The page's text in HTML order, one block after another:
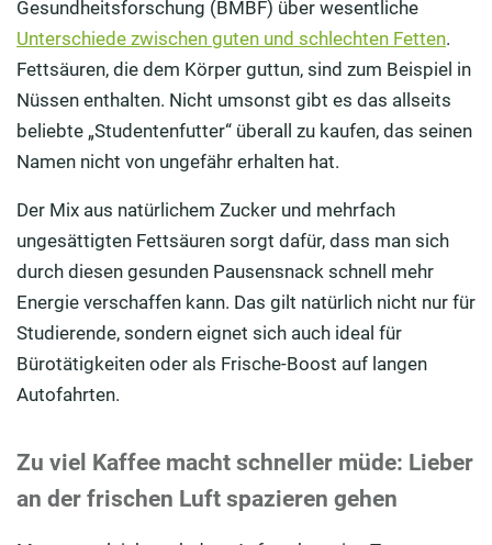
Gesundheitsforschung (BMBF) über wesentliche
Unterschiede zwischen guten und schlechten Fetten.
Fettsäuren, die dem Körper guttun, sind zum Beispiel in
Nüssen enthalten. Nicht umsonst gibt es das allseits
beliebte „Studentenfutter“ überall zu kaufen, das seinen
Namen nicht von ungefähr erhalten hat.
Der Mix aus natürlichem Zucker und mehrfach
ungesättigten Fettsäuren sorgt dafür, dass man sich
durch diesen gesunden Pausensnack schnell mehr
Energie verschaffen kann. Das gilt natürlich nicht nur für
Studierende, sondern eignet sich auch ideal für
Bürotätigkeiten oder als Frische-Boost auf langen
Autofahrten.
Zu viel Kaffee macht schneller müde: Lieber
an der frischen Luft spazieren gehen